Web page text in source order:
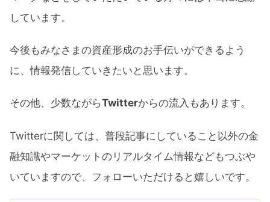
しています。
今後もみなさまの資産形成のお手伝いができるよう
に、情報発信していきたいと思います。
その他、少数ながらTwitterからの流入もあります。
Twitterに関しては、普段記事にしていること以外の金
融知識やマーケットのリアルタイム情報などもつぶや
いていますので、フォローいただけると嬉しいです。